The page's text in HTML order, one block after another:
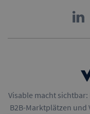
Visable macht
B2B-Marktplätzen und